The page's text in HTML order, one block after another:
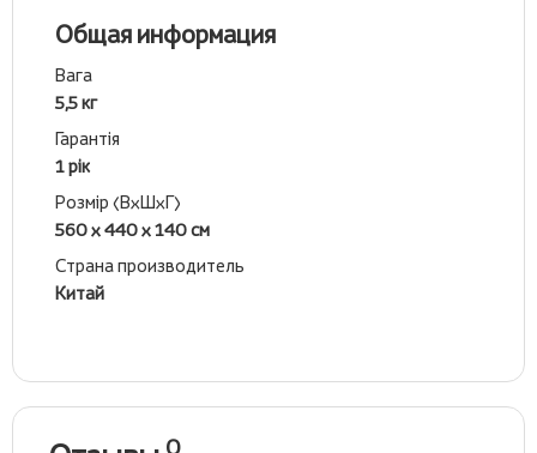
Общая информация
Вага
5,5 кг
Гарантія
1 рік
Розмір (ВхШхГ)
560 х 440 х 140 см
Страна производитель
Китай